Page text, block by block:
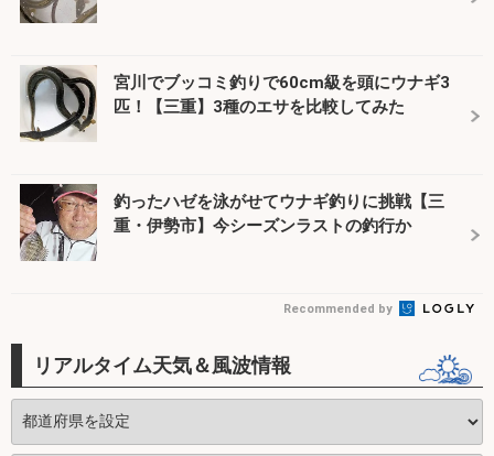
宮川でブッコミ釣りで60cm級を頭にウナギ3
匹！【三重】3種のエサを比較してみた
釣ったハゼを泳がせてウナギ釣りに挑戦【三
重・伊勢市】今シーズンラストの釣行か
Recommended by
リアルタイム天気＆風波情報